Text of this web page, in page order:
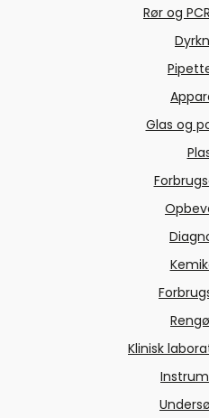
Rør og
Glas og
Klinisk